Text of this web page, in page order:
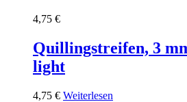
4,75 €
Quillingstreifen, 3
light
4,75 € Weiterlesen